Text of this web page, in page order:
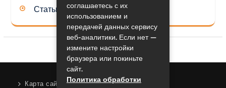
Статьи
Карта сайта
соглашаетесь с их
использованием и
передачей данных сервису
веб-аналитики. Если нет —
измените настройки
браузера или покиньте
сайт.
Политика обработки